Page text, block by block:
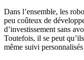
Dans l’ensemble, les
peu coûteux de
d’investissement sans
Toutefois, il se peut
même suivi